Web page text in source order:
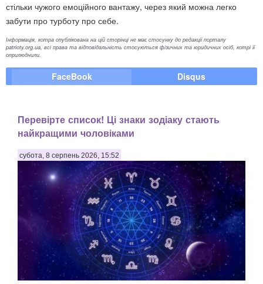
стільки чужого емоційного вантажу, через який можна легко
забути про турботу про себе.
Інформація, котра опублікована на цій сторінці не має стосунку до редакції порталу
patrioty.org.ua, всі права та відповідальність стосуються фізичних та юридичних осіб, котрі її
оприлюднили.
FaceBook Disqus
Перевірте список! Ці знаки зодіаку стають
найкращими чоловіками
субота, 8 серпень 2026, 15:52